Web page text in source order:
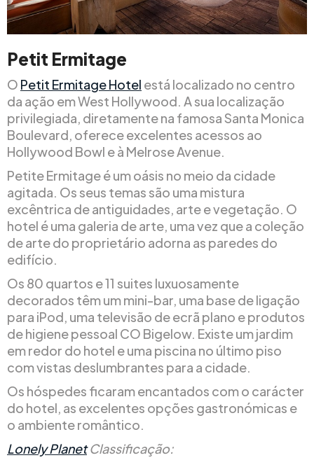
Petit Ermitage
O Petit Ermitage Hotel está localizado no centro
da ação em West Hollywood. A sua localização
privilegiada, diretamente na famosa Santa Monica
Boulevard, oferece excelentes acessos ao
Hollywood Bowl e à Melrose Avenue.
Petite Ermitage é um oásis no meio da cidade
agitada. Os seus temas são uma mistura
excêntrica de antiguidades, arte e vegetação. O
hotel é uma galeria de arte, uma vez que a coleção
de arte do proprietário adorna as paredes do
edifício.
Os 80 quartos e 11 suites luxuosamente
decorados têm um mini-bar, uma base de ligação
para iPod, uma televisão de ecrã plano e produtos
de higiene pessoal CO Bigelow. Existe um jardim
em redor do hotel e uma piscina no último piso
com vistas deslumbrantes para a cidade.
Os hóspedes ficaram encantados com o carácter
do hotel, as excelentes opções gastronómicas e
o ambiente romântico.
Lonely PlanetClassificação: